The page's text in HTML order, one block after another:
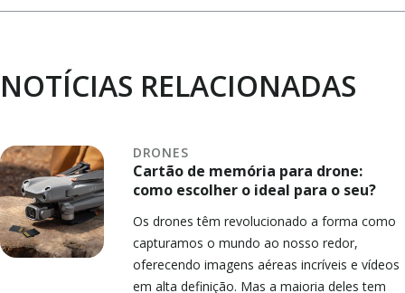
NOTÍCIAS RELACIONADAS
DRONES
Cartão de memória para drone:
como escolher o ideal para o seu?
Os drones têm revolucionado a forma como
capturamos o mundo ao nosso redor,
oferecendo imagens aéreas incríveis e vídeos
em alta definição. Mas a maioria deles tem